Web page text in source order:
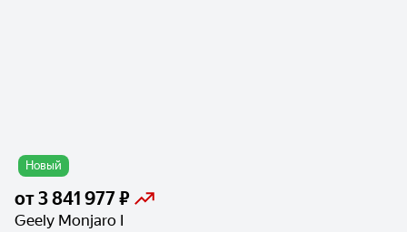
Новый
от3 841 977 ₽
Geely Monjaro I